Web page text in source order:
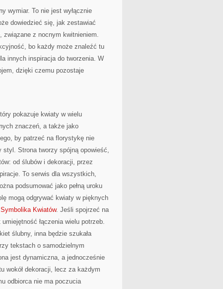
wymiar. To nie jest wyłącznie
dowiedzieć się, jak zestawiać
związane z nocnym kwitnieniem.
bo każdy może znaleźć tu
innych inspiracja do tworzenia. W
dzięki czemu pozostaje
pokazuje kwiaty w wielu
znaczeń, a także jako
by patrzeć na florystykę nie
Strona tworzy spójną opowieść,
od ślubów i dekoracji, przez
To serwis dla wszystkich,
podsumować jako pełną uroku
mogą odgrywać kwiaty w pięknych
Symbolika Kwiatów. Jeśli spojrzeć na
łączenia wielu potrzeb.
ślubny, inna będzie szukała
tekstach o samodzielnym
jest dynamiczna, a jednocześnie
wokół dekoracji, lecz za każdym
odbiorca nie ma poczucia